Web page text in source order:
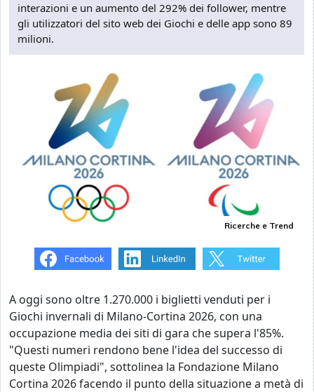
interazioni e un aumento del 292% dei follower, mentre
gli utilizzatori del sito web dei Giochi e delle app sono 89
milioni.
Ricerche e Trend
A oggi sono oltre 1.270.000 i biglietti venduti per i
Giochi invernali di Milano-Cortina 2026, con una
occupazione media dei siti di gara che supera l'85%.
"Questi numeri rendono bene l'idea del successo di
queste Olimpiadi", sottolinea la Fondazione Milano
Cortina 2026 facendo il punto della situazione a metà di